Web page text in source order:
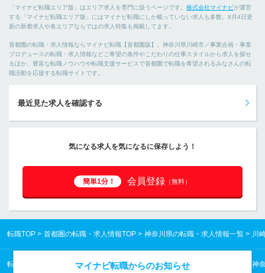
「マイナビ転職エリア版」はエリア求人を専門に扱うページです。 株式会社マイナビが運営
する「マイナビ転職エリア版」にはマイナビ転職にしか載っていない求人も多数。8月4日更
新の新着求人や各エリアならではの求人特集も掲載してます。
首都圏の転職・求人情報ならマイナビ転職【首都圏版】。神奈川県川崎市／事業企画・事業
プロデュースの転職・求人情報などご希望の条件やこだわりの仕事スタイルから求人を探せ
るほか、豊富な転職ノウハウや転職支援サービスで首都圏で転職を希望されるみなさんの転
職活動を応援する転職サイトです。
最近見た求人を確認する
気になる求人を気になるに保存しよう！
簡単1分！ 会員登録 （無料）
転職TOP 首都圏の転職・求人情報TOP 神奈川県の転職・求人情報一覧 川
転職TOP 首都圏の転職・求人情報TOP 神奈川県の転職・求人情報一覧 神
マイナビ転職からのお知らせ